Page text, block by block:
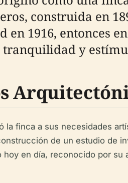
construida en
en 1916, entonces
y
la finca a sus necesidades
de un estudio de
hoy en día, reconocido por su